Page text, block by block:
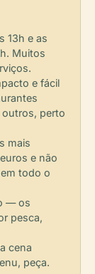
13h e as
Muitos
e fácil
perto
mais
e não
todo o
— os
pesca,
cena
peça.